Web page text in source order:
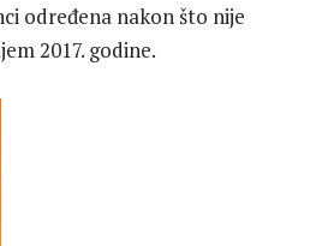
određena nakon što nije
2017. godine.